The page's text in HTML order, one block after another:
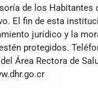
de los Habitantes
El fin de esta
jurídico y la
protegidos.
Área Rectora de